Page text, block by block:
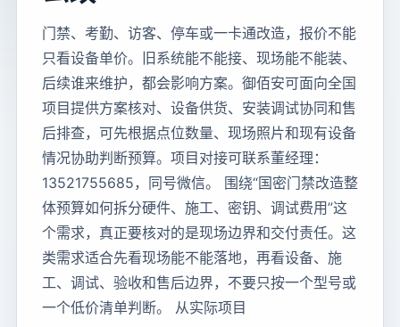
门禁、考勤、访客、停车或一卡通改造，报价不能
只看设备单价。旧系统能不能接、现场能不能装、
后续谁来维护，都会影响方案。御佰安可面向全国
项目提供方案核对、设备供货、安装调试协同和售
后排查，可先根据点位数量、现场照片和现有设备
情况协助判断预算。项目对接可联系董经理：
13521755685，同号微信。 围绕“国密门禁改造整
体预算如何拆分硬件、施工、密钥、调试费用”这
个需求，真正要核对的是现场边界和交付责任。这
类需求适合先看现场能不能落地，再看设备、施
工、调试、验收和售后边界，不要只按一个型号或
一个低价清单判断。 从实际项目